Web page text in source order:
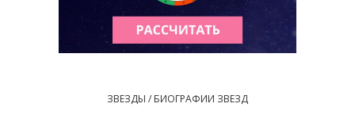
ЗВЕЗДЫ / БИОГРАФИИ ЗВЕЗД